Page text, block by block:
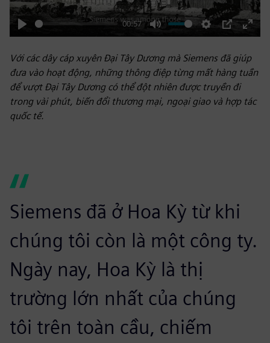
Play
00:57
Mute Settings
PIP
Enter
Với các dây cáp xuyên Đại Tây Dương mà Siemens đã giúp
đưa vào hoạt động, những thông điệp từng mất hàng tuần
để vượt Đại Tây Dương có thể đột nhiên được truyền đi
trong vài phút, biến đổi thương mại, ngoại giao và hợp tác
quốc tế.
Siemens đã ở Hoa Kỳ từ khi
chúng tôi còn là một công ty.
Ngày nay, Hoa Kỳ là thị
trường lớn nhất của chúng
tôi trên toàn cầu, chiếm